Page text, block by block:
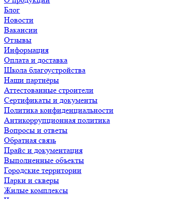
Блог
Новости
Вакансии
Отзывы
Информация
Оплата и доставка
Школа благоустройства
Наши партнёры
Аттестованные строители
Сертификаты и документы
Политика конфиденциальности
Антикоррупционная политика
Вопросы и ответы
Обратная связь
Прайс и документация
Выполненные объекты
Городские территории
Парки и скверы
Жилые комплексы